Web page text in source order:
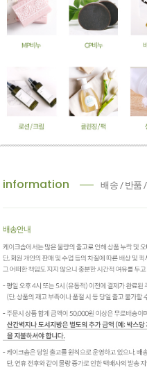
information 배송 / 반품